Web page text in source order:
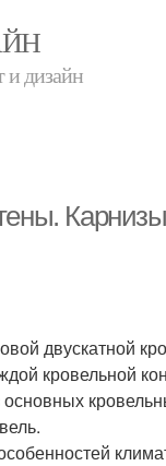
и дизайн
двускатной
кровельной